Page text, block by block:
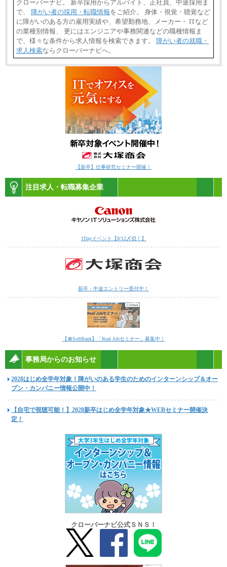
クローバーナビ。 新卒採用からアルバイト、正社員、中途採用ま
で、 障がい者の採用・転職情報をご紹介。 身体・視覚・聴覚など
に障がいのある方の雇用実績や、希望勤務地、メーカー・ ITなど
の業種別情報、 更にはエンジニアや事務関連などの職種情報ま
で、様々な条件から求人情報を検索できます。 障がい者の就職・
求人検索ならクローバーナビへ。
【新卒】仕事研究セミナー開催！
注目求人・転職募集企業
1Dayイベント【8/12〆切！】
新卒・中途エントリー受付中！
【〓SoftBank】「Real Jobセミナー」募集中！
事務局からのお知らせ
2028はじめ全学年対象！障がいのある学生のためのインターンシップ＆オー
プン・カンパニー情報公開中！
【自宅で視聴可能！】2028新卒はじめ全学年対象★WEBセミナー開催決
定！
クローバーナビ公式ＳＮＳ！